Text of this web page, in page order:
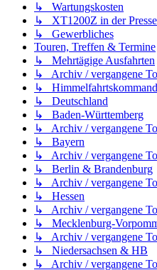
↳ Wartungskosten
↳ XT1200Z in der Presse
↳ Gewerbliches
Touren, Treffen & Termine
↳ Mehrtägige Ausfahrten
↳ Archiv / vergangene
↳
↳ Deutschland
↳ Baden-Württemberg
↳ Archiv / vergangene
↳ Bayern
↳ Archiv / vergangene
↳ Berlin & Brandenburg
↳ Archiv / vergangene
↳ Hessen
↳ Archiv / vergangene
↳ Mecklenburg-
↳ Archiv / vergangene
↳ Niedersachsen & HB
↳ Archiv / vergangene